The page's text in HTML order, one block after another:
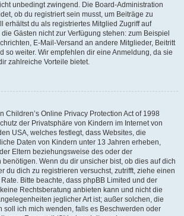
unbedingt zwingend. Die Board-Administration
ob du registriert sein musst, um Beiträge zu
erhältst du als registriertes Mitglied Zugriff auf
Gästen nicht zur Verfügung stehen: zum Beispiel
E-Mail-Versand an andere Mitglieder, Beitritt
so weiter. Wir empfehlen dir eine Anmeldung, da sie
zahlreiche Vorteile bietet.
Children’s Online Privacy Protection Act of 1998
der Privatsphäre von Kindern im Internet von
USA, welches festlegt, dass Websites, die
Daten von Kindern unter 13 Jahren erheben,
Eltern beziehungsweise des oder der
benötigen. Wenn du dir unsicher bist, ob dies auf dich
du dich zu registrieren versuchst, zutrifft, ziehe einen
Bitte beachte, dass phpBB Limited und der
Rechtsberatung anbieten kann und nicht die
jeglicher Art ist; außer solchen, die
soll ich mich wenden, falls es Beschwerden oder